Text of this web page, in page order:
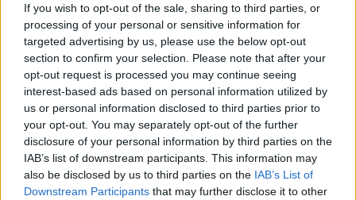
If you wish to opt-out of the sale, sharing to third parties, or
processing of your personal or sensitive information for
targeted advertising by us, please use the below opt-out
section to confirm your selection. Please note that after your
opt-out request is processed you may continue seeing
interest-based ads based on personal information utilized by
us or personal information disclosed to third parties prior to
your opt-out. You may separately opt-out of the further
disclosure of your personal information by third parties on the
IAB’s list of downstream participants. This information may
also be disclosed by us to third parties on the IAB’s List of
Downstream Participants that may further disclose it to other
Superbike: versenyzők
HelyezésVersenyző Motor
Pont
Nicolò Bulega Ducati
124
Iker Lecuona Ducati
68
Axel Bassani Bimota
60
Miguel Oliveira BMW
56
Alex Lowes Bimota
48
Sam Lowes Ducati
43